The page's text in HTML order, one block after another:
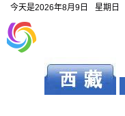
今天是2026年8月9日 星期日